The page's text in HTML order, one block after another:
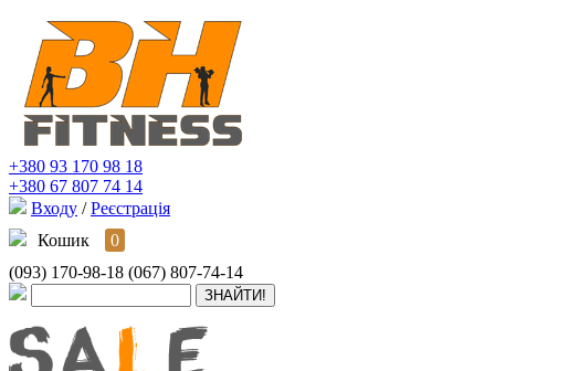
+380 93 170 98 18
+380 67 807 74 14
Входу / Реєстрація
Кошик
0
(093) 170-98-18 (067) 807-74-14